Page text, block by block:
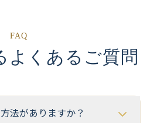
FAQ
よくあるご質問
法がありますか？